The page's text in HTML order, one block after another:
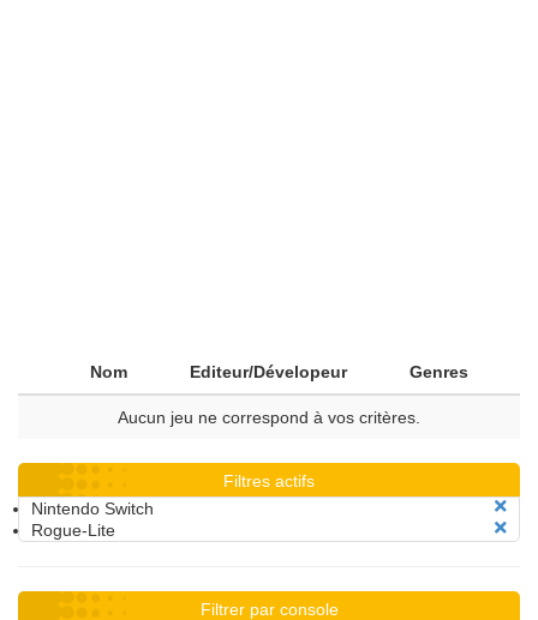
Nom Editeur/Dévelopeur Genres
Aucun jeu ne correspond à vos critères.
Filtres actifs
Nintendo Switch
Rogue-Lite
Filtrer par console